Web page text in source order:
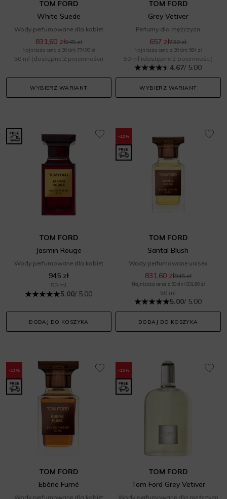
TOM FORD
White Suede
Wody perfumowane dla kobiet
831,60 zł945 zł
Najniższa cena z 30 dni: 774,90 zł
50 ml (dostępne 2 pojemności)
WYBIERZ WARIANT
TOM FORD
Grey Vetiver
Perfumy dla mężczyzn
657 zł730 zł
Najniższa cena z 30 dni: 584 zł
50 ml (dostępne 2 pojemności)
4.67/ 5.00
WYBIERZ WARIANT
TOM FORD
Jasmin Rouge
Wody perfumowane dla kobiet
945 zł
50 ml
5.00/ 5.00
DODAJ DO KOSZYKA
-12%
TOM FORD
Santal Blush
Wody perfumowane unisex
831,60 zł945 zł
Najniższa cena z 30 dni: 831,60 zł
50 ml
5.00/ 5.00
DODAJ DO KOSZYKA
-12%
TOM FORD
Ebène Fumé
Wody perfumowane dla kobiet
-12%
TOM FORD
Tom Ford Grey Vetiver
Wody perfumowane dla mężczyzn